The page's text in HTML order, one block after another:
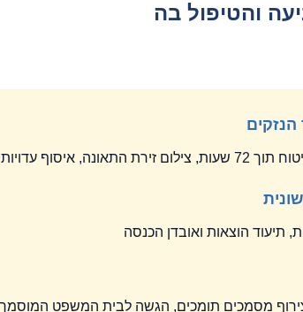
והטיפול בה
הנזקים
איסוף עדויות
תיעוד הוצאות ואובדן הכנסה
מסמכים תומכים, הגשה לבית המשפט המוסמך